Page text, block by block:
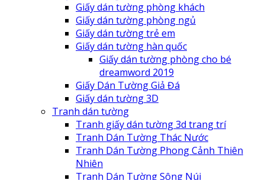
Giấy dán tường phòng khách
Giấy dán tường phòng ngủ
Giấy dán tường trẻ em
Giấy dán tường hàn quốc
Giấy dán tường phòng cho bé
dreamword 2019
Giấy Dán Tường Giả Đá
Giấy dán tường 3D
Tranh dán tường
Tranh giấy dán tường 3d trang trí
Tranh Dán Tường Thác Nước
Tranh Dán Tường Phong Cảnh Thiên
Nhiên
Tranh Dán Tường Sông Núi